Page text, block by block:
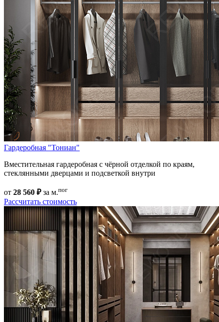
Гардеробная "Тониан"
Вместительная гардеробная с чёрной отделкой по краям,
стеклянными дверцами и подсветкой внутри
от 28 560 ₽за м.пог
Рассчитать стоимость